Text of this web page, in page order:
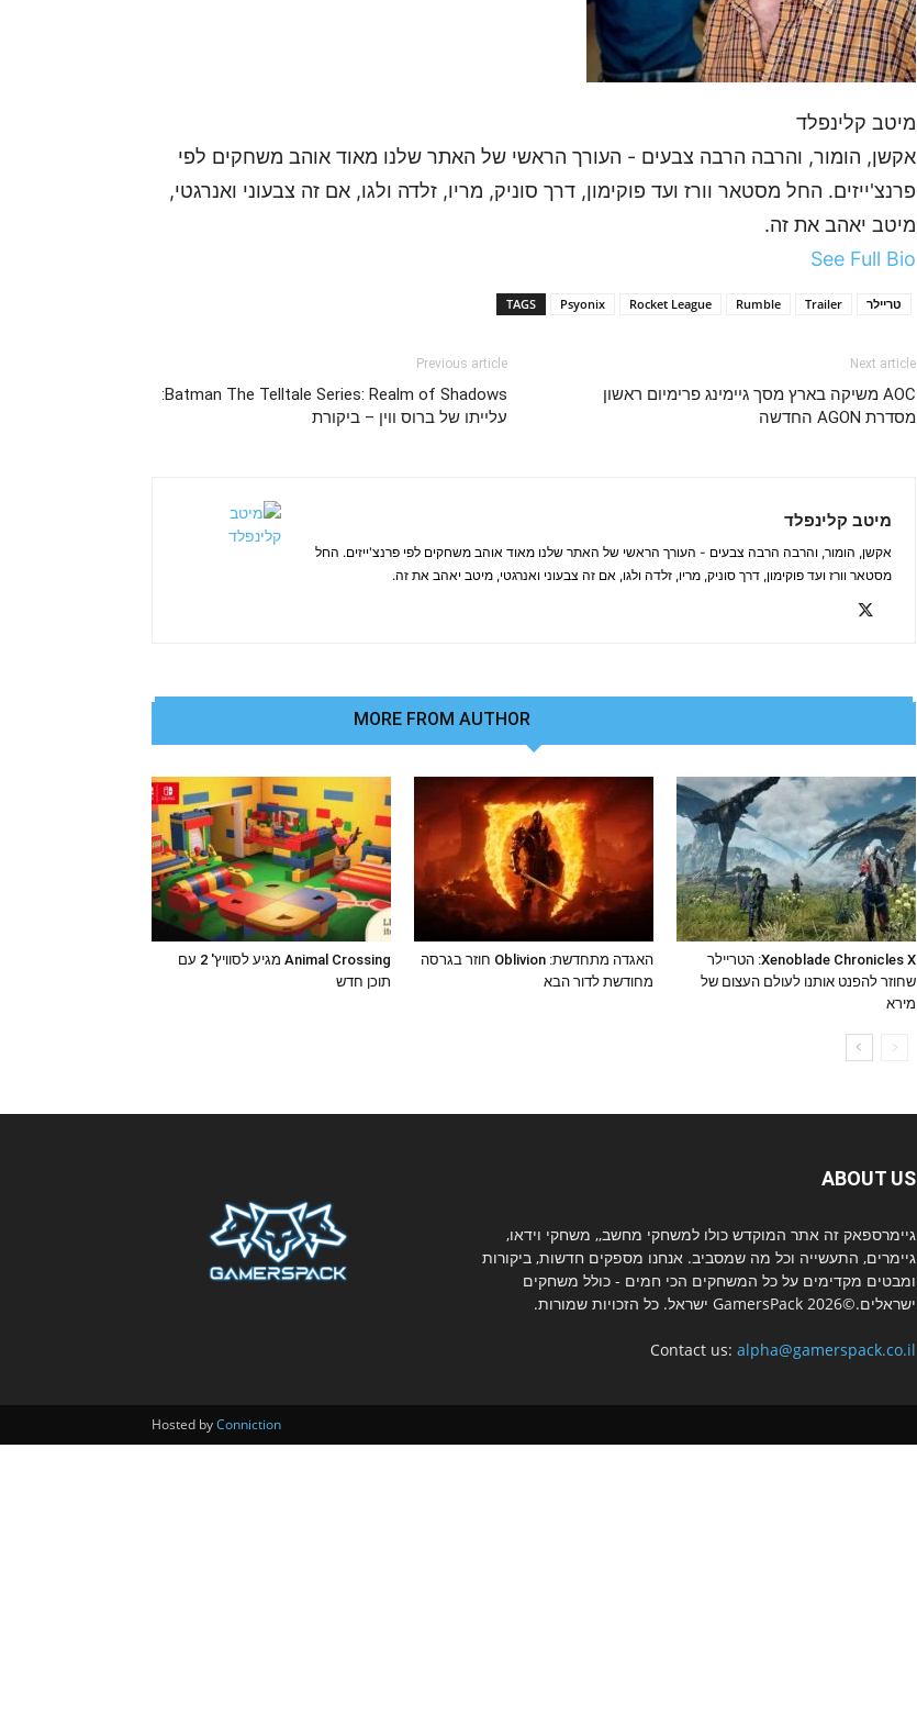
מיטב קלינפלד
אקשן, הומור, והרבה הרבה צבעים - העורך הראשי של האתר שלנו מאוד אוהב משחקים לפי
פרנצ'ייזים. החל מסטאר וורז ועד פוקימון, דרך סוניק, מריו, זלדה ולגו, אם זה צבעוני ואנרגטי,
מיטב יאהב את זה.
See Full Bio
TAGS Psyonix Rocket League Rumble Trailer טריילר
Previous article
Batman The Telltale Series: Realm of Shadows:
עלייתו של ברוס ווין – ביקורת
Next article
AOC משיקה בארץ מסך גיימינג פרימיום ראשון
מסדרת AGON החדשה
מיטב קלינפלד
אקשן, הומור, והרבה הרבה צבעים - העורך הראשי של האתר שלנו מאוד אוהב משחקים לפי פרנצ'ייזים. החל
מסטאר וורז ועד פוקימון, דרך סוניק, מריו, זלדה ולגו, אם זה צבעוני ואנרגטי, מיטב יאהב את זה.
MORE FROM AUTHOR
Animal Crossing מגיע לסוויץ' 2 עם
תוכן חדש
האגדה מתחדשת: Oblivion חוזר בגרסה
מחודשת לדור הבא
Xenoblade Chronicles X: הטריילר
שחוזר להפנט אותנו לעולם העצום של
מירא
ABOUT US
גיימרספאק זה אתר המוקדש כולו למשחקי מחשב,, משחקי וידאו,
גיימרים, התעשייה וכל מה שמסביב. אנחנו מספקים חדשות, ביקורות
ומבטים מקדימים על כל המשחקים הכי חמים - כולל משחקים
ישראלים.©2026 GamersPack ישראל. כל הזכויות שמורות.
Contact us: alpha@gamerspack.co.il
Hosted byConniction